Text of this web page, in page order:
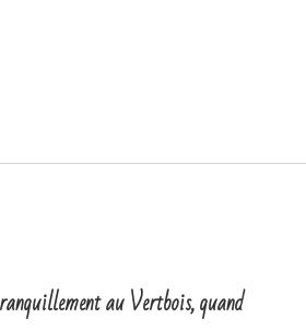
au Vertbois, quand